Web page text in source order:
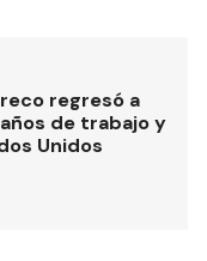
regresó a
de trabajo y
Unidos